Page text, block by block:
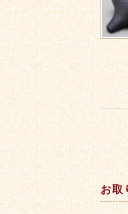
お取